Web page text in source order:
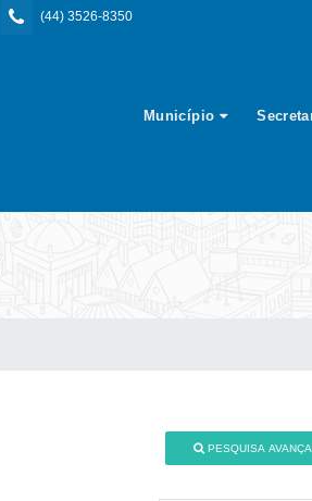
(44) 3526-8350
Município
PESQUISA